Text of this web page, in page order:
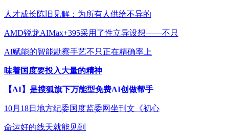
人才成长陈旧见解：为所有人供给不异的
AMD锐龙AIMax+395采用了性立异设想——不只
AI赋能的智能勘察手艺不只正在精确率上
味着国度要投入大量的精神
【AI】是搜狐旗下万能型免费AI创做帮手
10月18日地方纪委国度监委网坐刊文《初心
命运好的线天就能见到